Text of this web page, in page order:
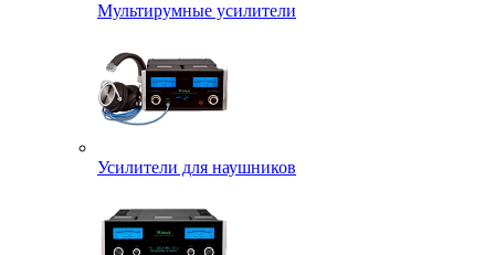
Мультирумные усилители
Усилители для наушников